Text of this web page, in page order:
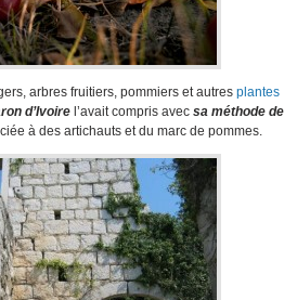
arbres fruitiers, pommiers et autres plantes
d’Ivoirel’avait compris avec sa méthode de
à des artichauts et du marc de pommes.